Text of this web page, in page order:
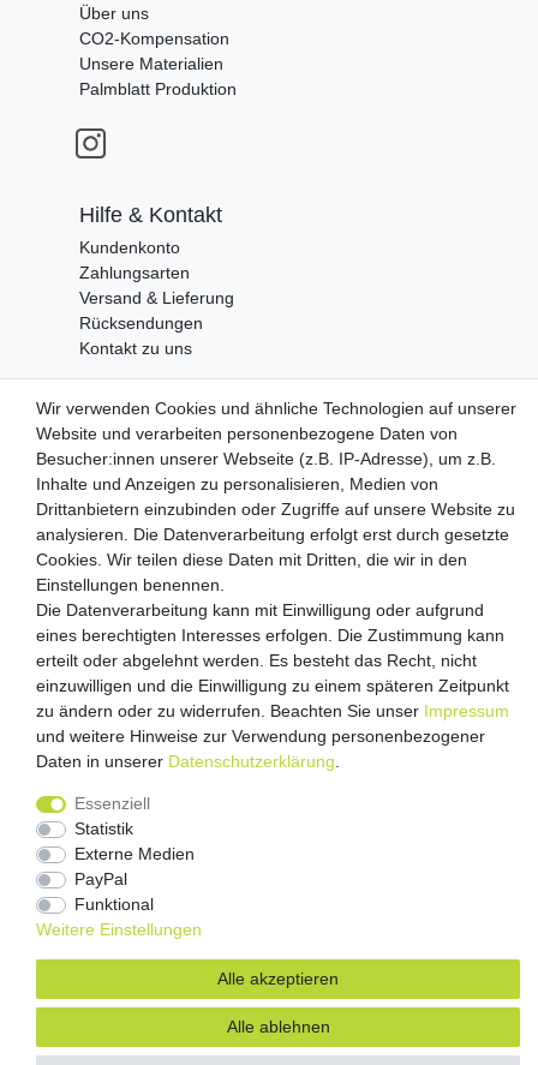
Über uns
CO2-Kompensation
Unsere Materialien
Palmblatt Produktion
Hilfe & Kontakt
Kundenkonto
Zahlungsarten
Versand & Lieferung
Rücksendungen
Kontakt zu uns
Zahlungsanbieter
Versandpartner
Impressum Daten­schutz­erklärung
Wir verwenden Cookies und ähnliche Technologien auf unserer
Website und verarbeiten personenbezogene Daten von
Besucher:innen unserer Webseite (z.B. IP-Adresse), um z.B.
Inhalte und Anzeigen zu personalisieren, Medien von
Drittanbietern einzubinden oder Zugriffe auf unsere Website zu
analysieren. Die Datenverarbeitung erfolgt erst durch gesetzte
Cookies. Wir teilen diese Daten mit Dritten, die wir in den
Einstellungen benennen.
Die Datenverarbeitung kann mit Einwilligung oder aufgrund
eines berechtigten Interesses erfolgen. Die Zustimmung kann
erteilt oder abgelehnt werden. Es besteht das Recht, nicht
einzuwilligen und die Einwilligung zu einem späteren Zeitpunkt
zu ändern oder zu widerrufen. Beachten Sie unser Impressum
und weitere Hinweise zur Verwendung personenbezogener
Daten in unserer Daten­schutz­erklärung
Essenziell
Statistik
Externe Medien
PayPal
Funktional
Weitere Einstellungen
Alle akzeptieren
Alle ablehnen